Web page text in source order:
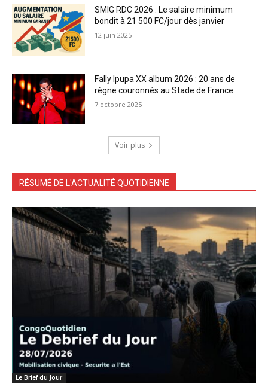
SMIG RDC 2026 : Le salaire minimum
bondit à 21 500 FC/jour dès janvier
12 juin 2025
Fally Ipupa XX album 2026 : 20 ans de
règne couronnés au Stade de France
7 octobre 2025
Voir plus
RÉSUMÉ DE L'ACTUALITÉ QUOTIDIENNE
Le Brief du Jour